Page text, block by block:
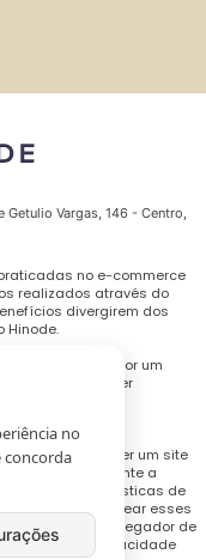
Vargas, 146 - Centro,
no e-commerce
realizados através do
divergirem dos
Hinode.
somente por um
a qualquer
compra e oferecer um site
utilizados durante a
e compilar estatísticas de
pretendam bloquear esses
no navegador de
Política de Privacidade
no
concorda